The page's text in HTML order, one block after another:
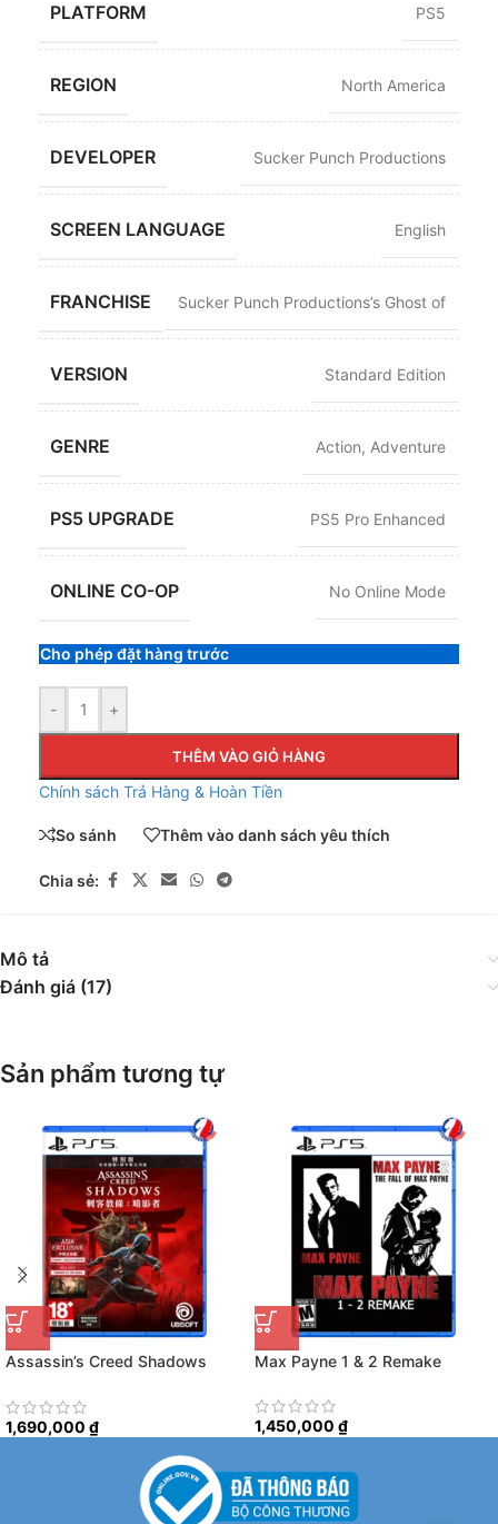
PLATFORM PS5
REGION North America
DEVELOPER Sucker Punch Productions
SCREEN LANGUAGE English
FRANCHISE Sucker Punch Productions’s Ghost of
VERSION Standard Edition
GENRE Action, Adventure
PS5 UPGRADE PS5 Pro Enhanced
ONLINE CO-OP No Online Mode
Cho phép đặt hàng trước
- +
THÊM VÀO GIỎ HÀNG
Chính sách Trả Hàng & Hoàn Tiền
So sánh Thêm vào danh sách yêu thích
Chia sẻ:
Mô tả
Đánh giá (17)
Sản phẩm tương tự
Assassin’s Creed Shadows
1,690,000 ₫
Max Payne 1 & 2 Remake
1,450,000 ₫